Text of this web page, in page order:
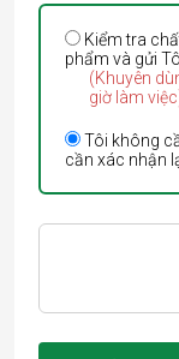
Kiểm tra
phẩm và gửi
(Khuyên
giờ làm
Tôi không
cần xác nhận